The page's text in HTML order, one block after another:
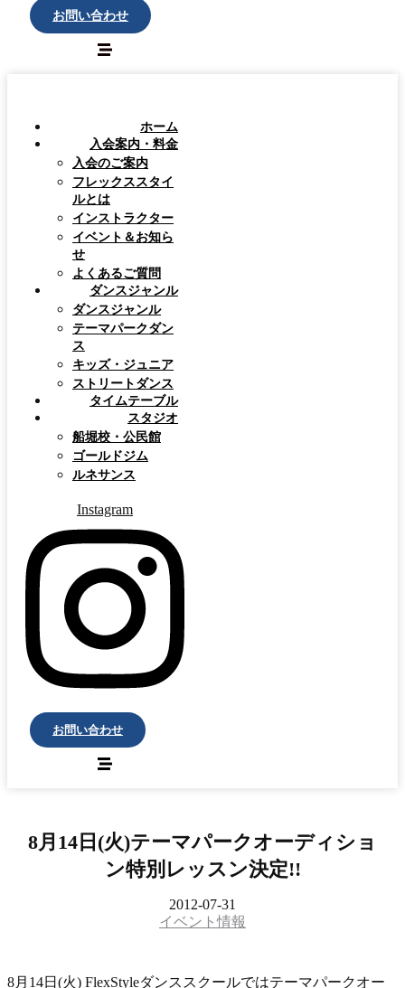
お問い合わせ
ホーム
入会案内・料金
入会のご案内
フレックススタイ
ルとは
インストラクター
イベント＆お知ら
せ
よくあるご質問
ダンスジャンル
ダンスジャンル
テーマパークダン
ス
キッズ・ジュニア
ストリートダンス
タイムテーブル
スタジオ
船堀校・公民館
ゴールドジム
ルネサンス
Instagram
お問い合わせ
8月14日(火)テーマパークオーディショ
ン特別レッスン決定!!
2012-07-31
イベント情報
8月14日(火) FlexStyleダンススクールではテーマパークオー